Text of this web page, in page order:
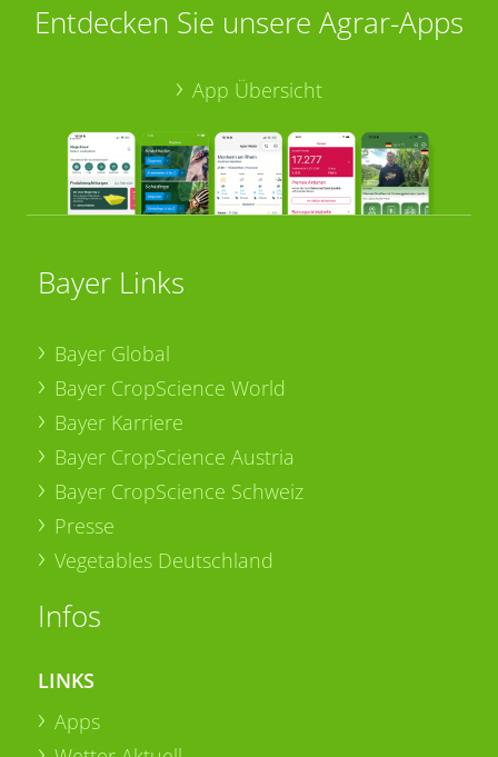
Entdecken Sie unsere Agrar-Apps
App Übersicht
Bayer Links
Bayer Global
Bayer CropScience World
Bayer Karriere
Bayer CropScience Austria
Bayer CropScience Schweiz
Presse
Vegetables Deutschland
Infos
LINKS
Apps